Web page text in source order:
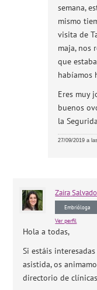
semana,
mismo
visita de
maja, nos
que
habíamos
Eres muy
buenos
la
27/09/2019 a
Zaira
Embrióloga
Ver perfil
Hola a todas,
Si estáis
asistida, os
directorio de